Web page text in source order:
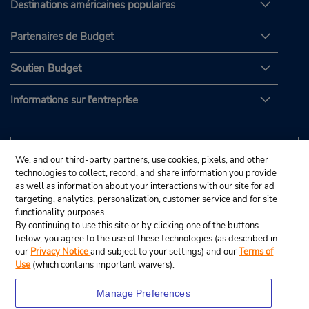
Destinations américaines populaires
Partenaires de Budget
Soutien Budget
Informations sur l'entreprise
We, and our third-party partners, use cookies, pixels, and other
technologies to collect, record, and share information you provide
as well as information about your interactions with our site for ad
targeting, analytics, personalization, customer service and for site
functionality purposes.
By continuing to use this site or by clicking one of the buttons
below, you agree to the use of these technologies (as described in
our Privacy Noticeand subject to your settings) and ourTerms of
Use (which contains important waivers).
Manage Preferences